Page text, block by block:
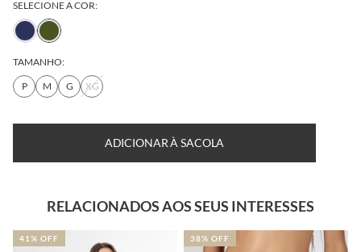
SELECIONE A COR:
TAMANHO:
P
M G XG
ADICIONAR À SACOLA
RELACIONADOS AOS SEUS INTERESSES
38% OFF 39% OFF